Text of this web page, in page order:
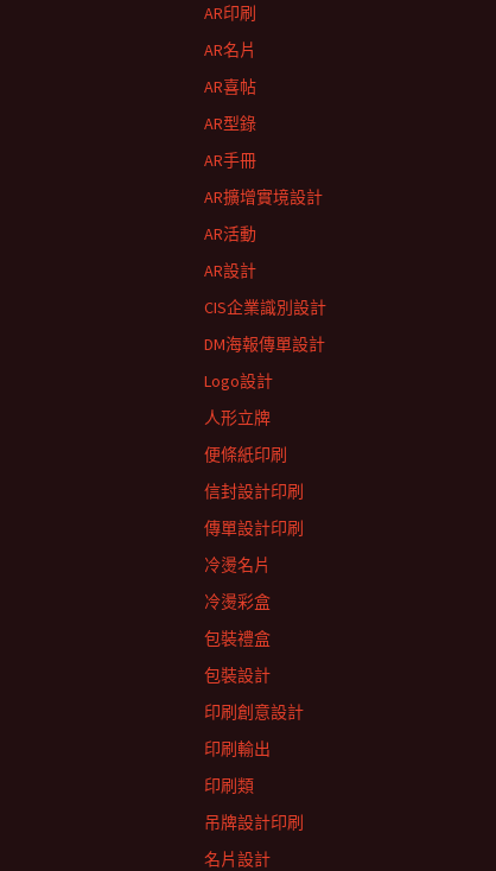
AR印刷
AR名片
AR喜帖
AR型錄
AR手冊
AR擴增實境設計
AR活動
AR設計
CIS企業識別設計
DM海報傳單設計
Logo設計
人形立牌
便條紙印刷
信封設計印刷
傳單設計印刷
冷燙名片
冷燙彩盒
包裝禮盒
包裝設計
印刷創意設計
印刷輸出
印刷類
吊牌設計印刷
名片設計